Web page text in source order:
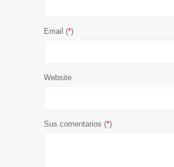
Email (*)
Website
Sus comentarios (*)